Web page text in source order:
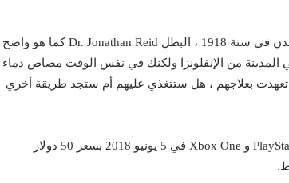
في لندن في سنة 1918 ، البطل Dr. Jonathan Reid كما هو واضح
من الإنفلونزا ولكنك في نفس الوقت مصاص دماء
بعلاجهم ، هل ستتغذي عليهم أم ستجد طريقة أخري
تنطلق رسميا على الحاسب الشخصى و PlayStation 4 و Xbox One في 5 يونيو 2018 بسعر 50 دولار